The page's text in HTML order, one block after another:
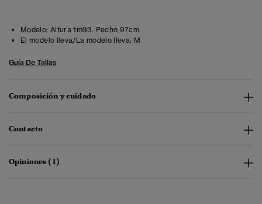
Modelo: Altura 1m93. Pecho 97cm
El modelo lleva/La modelo lleva: M
Guía De Tallas
Composición y cuidado
Contacto
Opiniones (1)